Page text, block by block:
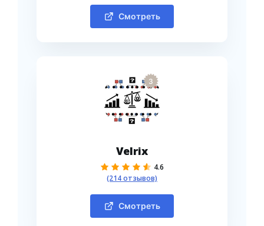
Смотреть
3
Velrix
4.6
(214 отзывов)
Смотреть